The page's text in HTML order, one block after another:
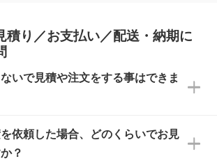
積り／お支払い／配送・納期に
いで見積や注文をする事はできま
積・注文フォームにて『ゲストの
タンからお進みのうえ、ご依頼く
依頼した場合、どのくらいでお見
？